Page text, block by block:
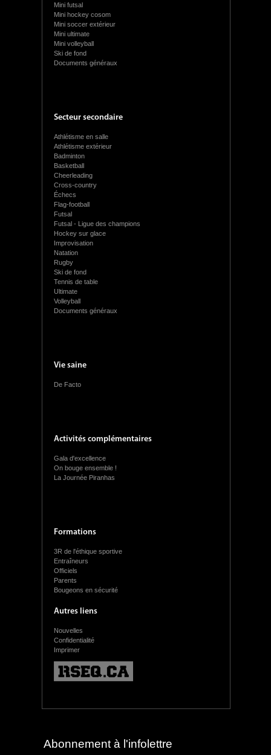
Mini futsal
Mini hockey cosom
Mini soccer extérieur
Mini ultimate
Mini volleyball
Ski de fond
Documents généraux
Secteur secondaire
Athlétisme en salle
Athlétisme extérieur
Badminton
Basketball
Cheerleading
Cross-country
Échecs
Flag-football
Futsal
Futsal - Ligue des champions
Hockey sur glace
Improvisation
Natation
Rugby
Ski de fond
Tennis de table
Ultimate
Volleyball
Documents généraux
Vie saine
De Facto
Activités complémentaires
Gala d'excellence
On bouge ensemble !
La Journée Piranhas
Formations
3R de l'éthique sportive
Entraîneurs
Officiels
Parents
Bougeons en sécurité
Autres liens
Nouvelles
Confidentialité
Imprimer
Abonnement à l'infolettre